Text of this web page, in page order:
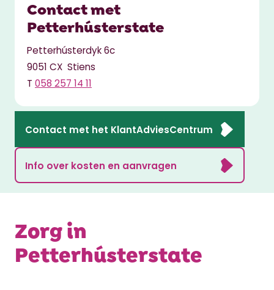
Contact met
Petterhústerstate
Petterhústerdyk 6c
9051 CX Stiens
T 058 257 14 11
Contact met het KlantAdviesCentrum
Info over kosten en aanvragen
Zorg in
Petterhústerstate